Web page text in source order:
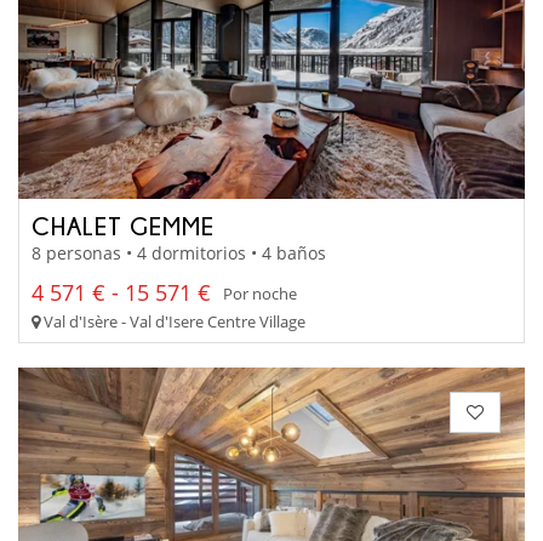
CHALET GEMME
8 personas • 4 dormitorios • 4 baños
4 571 € - 15 571 €
Por noche
Val d'Isère - Val d'Isere Centre Village